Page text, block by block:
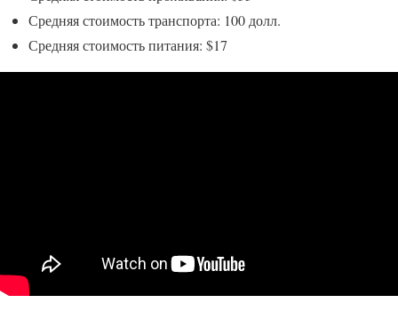
Средняя стоимость транспорта: 100 долл.
Средняя стоимость питания: $17